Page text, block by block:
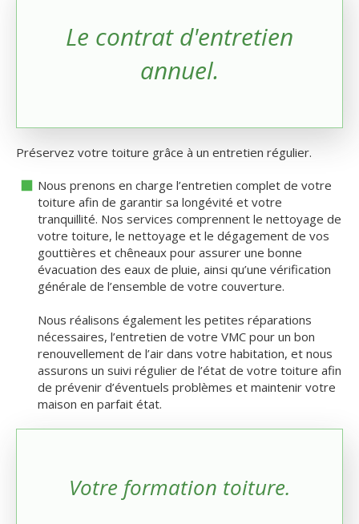
Le contrat d'entretien
annuel.
Préservez votre toiture grâce à un entretien régulier.
Nous prenons en charge l’entretien complet de votre
toiture afin de garantir sa longévité et votre
tranquillité. Nos services comprennent le nettoyage de
votre toiture, le nettoyage et le dégagement de vos
gouttières et chêneaux pour assurer une bonne
évacuation des eaux de pluie, ainsi qu’une vérification
générale de l’ensemble de votre couverture.
Nous réalisons également les petites réparations
nécessaires, l’entretien de votre VMC pour un bon
renouvellement de l’air dans votre habitation, et nous
assurons un suivi régulier de l’état de votre toiture afin
de prévenir d’éventuels problèmes et maintenir votre
maison en parfait état.
Votre formation toiture.